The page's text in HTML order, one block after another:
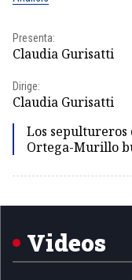
Presenta:
Claudia Gurisatti
Dirige:
Claudia Gurisatti
Los sepultureros
Ortega-Murillo
1
Videos